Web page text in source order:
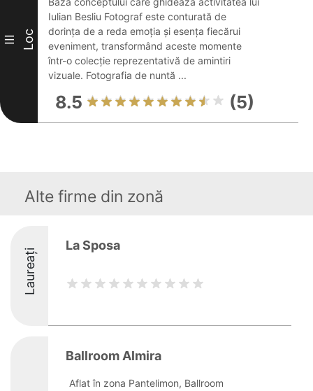
III Loc
Iulian Besliu Fotograf este conturată de
dorința de a reda emoția și esența fiecărui
eveniment, transformând aceste momente
într-o colecție reprezentativă de amintiri
vizuale. Fotografia de nuntă ...
8.5 (5)
Alte firme din zonă
Laureați
La Sposa
Ballroom Almira
Aflat în zona Pantelimon, Ballroom